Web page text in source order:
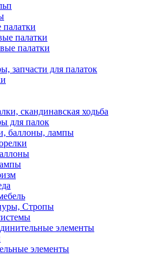
палатки
палатки
запчасти для палаток
скандинавская ходьба
для палок
баллоны, лампы
Стропы
элементы
элементы